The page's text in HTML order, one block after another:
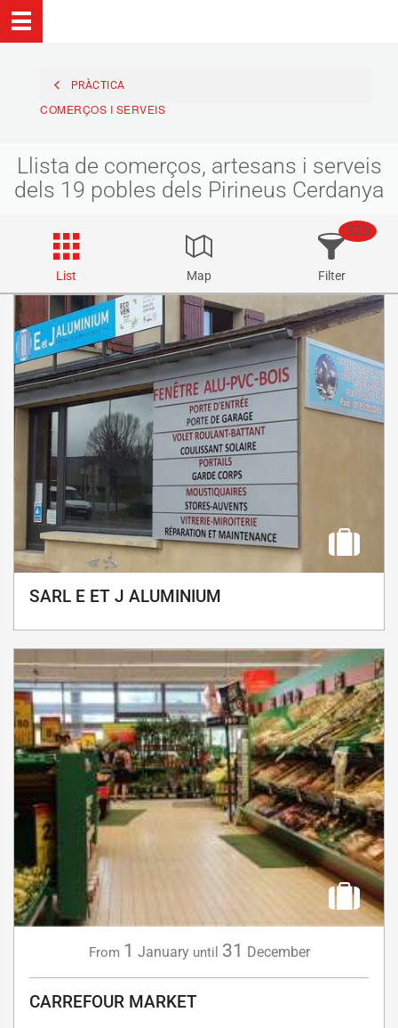
PRÀCTICA
COMERÇOS I SERVEIS
Llista de comerços, artesans i serveis
dels 19 pobles dels Pirineus Cerdanya
List Map Filter
325
SARL E ET J ALUMINIUM
From 1 January until 31 December
CARREFOUR MARKET